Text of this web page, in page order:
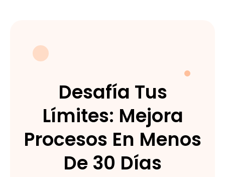
Desafía Tus
Límites: Mejora
Procesos En Menos
De 30 Días